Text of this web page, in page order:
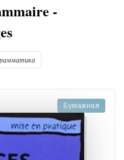
-
Бумажная